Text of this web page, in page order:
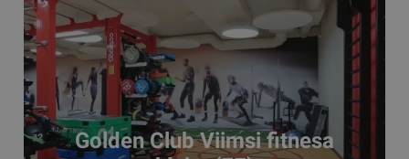
Golden Club Viimsi fitnesa